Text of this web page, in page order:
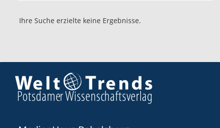
Ihre Suche erzielte keine Ergebnisse.